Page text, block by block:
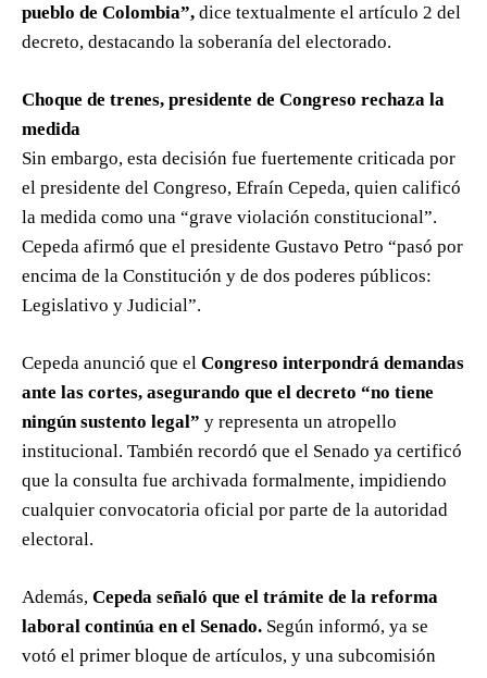
pueblo de Colombia”, dice textualmente el artículo 2 del
decreto, destacando la soberanía del electorado.
Choque de trenes, presidente de Congreso rechaza la
medida
Sin embargo, esta decisión fue fuertemente criticada por
el presidente del Congreso, Efraín Cepeda, quien calificó
la medida como una “grave violación constitucional”.
Cepeda afirmó que el presidente Gustavo Petro “pasó por
encima de la Constitución y de dos poderes públicos:
Legislativo y Judicial”.
Cepeda anunció que el Congreso interpondrá demandas
ante las cortes, asegurando que el decreto “no tiene
ningún sustento legal” y representa un atropello
institucional. También recordó que el Senado ya certificó
que la consulta fue archivada formalmente, impidiendo
cualquier convocatoria oficial por parte de la autoridad
electoral.
Además, Cepeda señaló que el trámite de la reforma
laboral continúa en el Senado. Según informó, ya se
votó el primer bloque de artículos, y una subcomisión